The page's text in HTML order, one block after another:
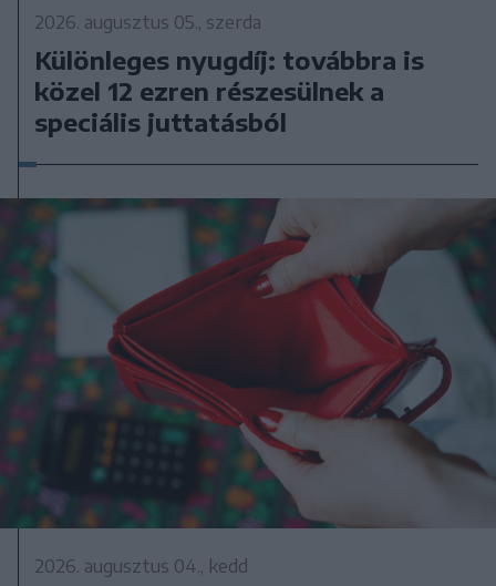
2026. augusztus 05., szerda
Különleges nyugdíj: továbbra is
közel 12 ezren részesülnek a
speciális juttatásból
2026. augusztus 04., kedd